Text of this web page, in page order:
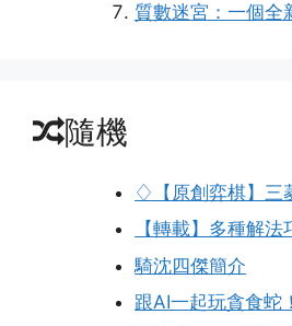
質數迷宮：一個全
隨機
♢【原創弈棋】三
【轉載】多種解
騎沈四傑簡介
跟AI一起玩貪食蛇！